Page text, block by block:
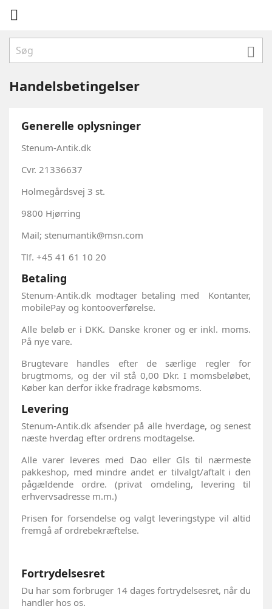


Handelsbetingelser
Generelle oplysninger
Stenum-Antik.dk
Cvr. 21336637
Holmegårdsvej 3 st.
9800 Hjørring
Mail; stenumantik@msn.com
Tlf. +45 41 61 10 20
Betaling
Stenum-Antik.dk modtager betaling med Kontanter,
mobilePay og kontooverførelse.
Alle beløb er i DKK. Danske kroner og er inkl. moms.
På nye vare.
Brugtevare handles efter de særlige regler for
brugtmoms, og der vil stå 0,00 Dkr. I momsbeløbet,
Køber kan derfor ikke fradrage købsmoms.
Levering
Stenum-Antik.dk afsender på alle hverdage, og senest
næste hverdag efter ordrens modtagelse.
Alle varer leveres med Dao eller Gls til nærmeste
pakkeshop, med mindre andet er tilvalgt/aftalt i den
pågældende ordre. (privat omdeling, levering til
erhvervsadresse m.m.)
Prisen for forsendelse og valgt leveringstype vil altid
fremgå af ordrebekræftelse.
Fortrydelsesret
Du har som forbruger 14 dages fortrydelsesret, når du
handler hos os.